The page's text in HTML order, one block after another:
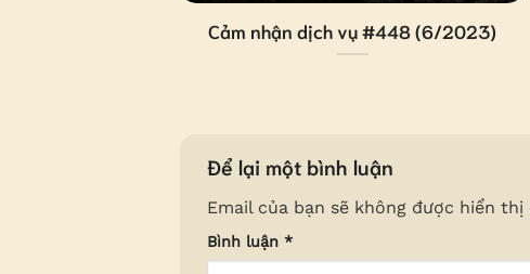
Cảm nhận dịch vụ #448 (6/2023)
Để lại một bình luận
Email của bạn sẽ không được hiển thị
Bình luận*